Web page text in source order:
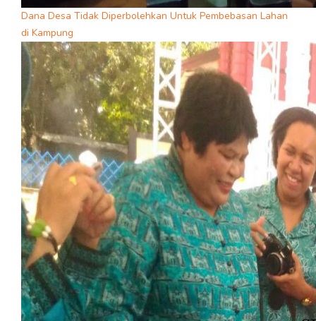
Dana Desa Tidak Diperbolehkan Untuk Pembebasan Lahan
di Kampung